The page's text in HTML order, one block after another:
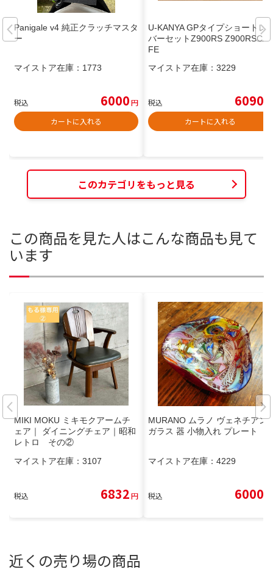
Panigale v4 純正クラッチマスタ
ー
マイストア在庫： 1773
税込 6000円
カートに入れる
U-KANYA GPタイプショートレ
バーセットZ900RS Z900RSCA
FE
マイストア在庫： 3229
税込 6090
カートに入れる
このカテゴリをもっと見る
この商品を見た人はこんな商品も見て
います
MIKI MOKU ミキモクアームチ
ェア｜ ダイニングチェア｜昭和
レトロ その②
マイストア在庫： 3107
税込 6832円
MURANO ムラノ ヴェネチアン
ガラス 器 小物入れ プレート
マイストア在庫： 4229
税込 6000
近くの売り場の商品